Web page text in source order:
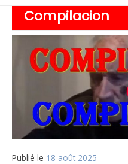
Compilacion
Publié le 18 août 2025